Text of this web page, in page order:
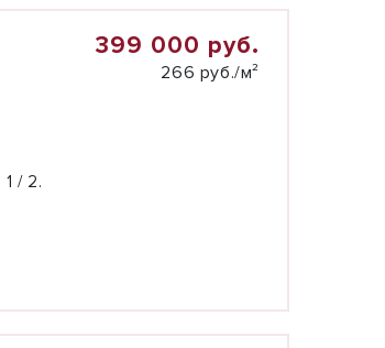
399 000 руб.
266 руб./м²
1 / 2.